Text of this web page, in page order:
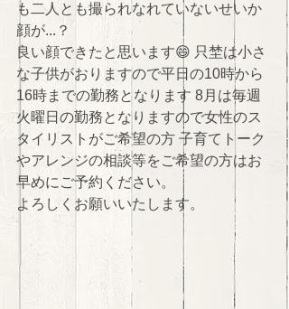
も二人とも撮られなれていないせいか
顔が...？
良い顔できたと思います😄 只埜は小さ
な子供がおりますので平日の10時から
16時までの勤務となります 8月は毎週
火曜日の勤務となりますので女性のス
タイリストがご希望の方 子育てトーク
やアレンジの相談等をご希望の方はお
早めにご予約ください。
よろしくお願いいたします。